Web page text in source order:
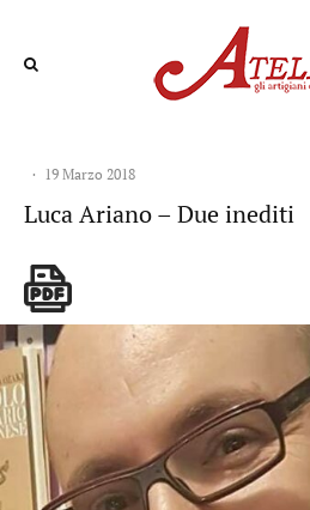
· 19 Marzo 2018
Luca Ariano – Due inediti